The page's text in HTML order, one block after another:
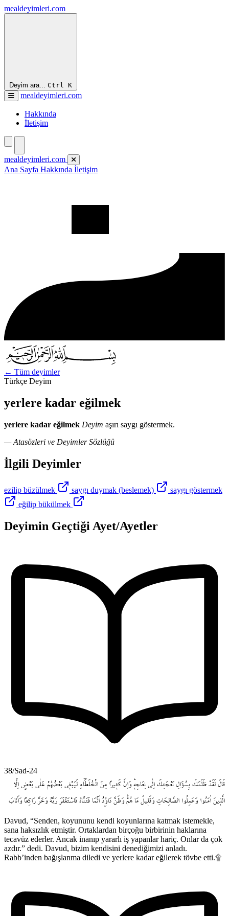
mealdeyimleri.com
Deyim ara... Ctrl K
mealdeyimleri.com
Hakkında
İletişim
mealdeyimleri.com
Ana Sayfa Hakkında İletişim
← Tüm deyimler
Türkçe Deyim
yerlere kadar eğilmek
yerlere kadar eğilmek Deyim aşırı saygı göstermek.
— Atasözleri ve Deyimler Sözlüğü
İlgili Deyimler
ezilip büzülmek saygı duymak (beslemek)
saygı göstermek
eğilip bükülmek
Deyimin Geçtiği Ayet/Ayetler
38/Sad-24
قَالَ لَقَدْ ظَلَمَكَ بِسُؤَالِ نَعْجَتِكَ اِلٰى نِعَاجِه۪ۜ وَاِنَّ كَث۪يراً مِنَ الْخُلَطَٓاءِ لَيَبْغ۪ي بَعْضُهُمْ عَلٰى بَعْضٍ اِلَّا
الَّذ۪ينَ اٰمَنُوا وَعَمِلُوا الصَّالِحَاتِ وَقَل۪يلٌ مَا هُمْۜ وَظَنَّ دَاوُ۫دُ اَنَّمَا فَتَنَّاهُ فَاسْتَغْفَرَ رَبَّهُ وَخَرَّ رَا‌كِعاً وَاَنَابَ
Davud, “Senden, koyununu kendi koyunlarına katmak istemekle,
sana haksızlık etmiştir. Ortaklardan birçoğu birbirinin haklarına
tecavüz ederler. Ancak inanıp yararlı iş yapanlar hariç. Onlar da çok
azdır.” dedi. Davud, bizim kendisini denediğimizi anladı.
Rabb’inden bağışlanma diledi ve yerlere kadar eğilerek tövbe etti.۩